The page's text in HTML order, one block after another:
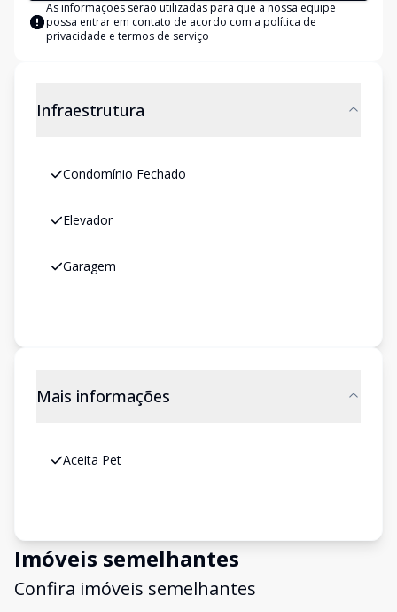
As informações serão utilizadas para que a nossa equipe
possa entrar em contato de acordo com a política de
privacidade e termos de serviço
Infraestrutura
Condomínio Fechado
Elevador
Garagem
Mais informações
Aceita Pet
Imóveis semelhantes
Confira imóveis semelhantes